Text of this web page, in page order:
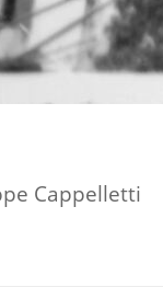
Cappelletti